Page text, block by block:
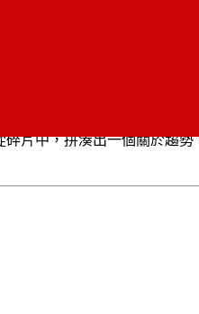
片中，拼湊出一個關於趨